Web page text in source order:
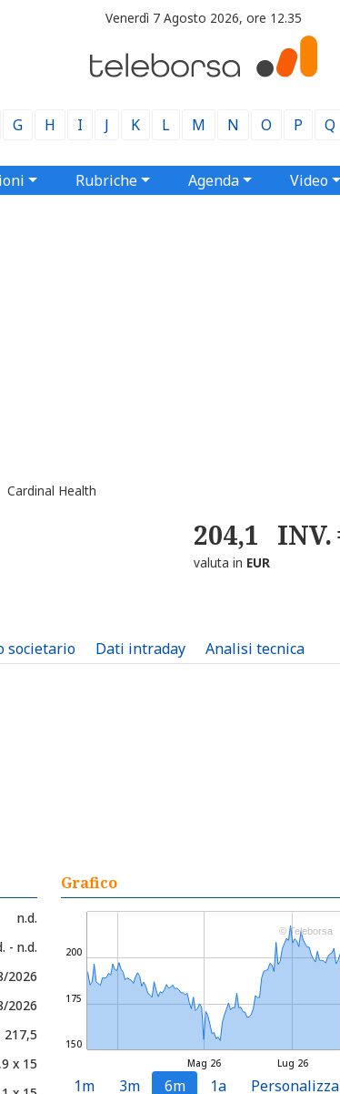
Venerdì 7 Agosto 2026, ore 12.35
G H I J K L M N O P Q
Rubriche Agenda Video
Health
204,1 INV.
valuta in EUR
societario Dati intraday Analisi tecnica
n.d.
- n.d.
2026
2026
217,5
x 15
Grafico
Lug 26
Mag 26
150
175
200
© Teleborsa
1m 3m 6m 1a Personalizza